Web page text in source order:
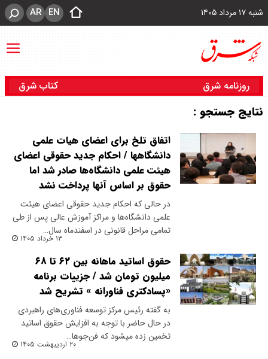
شنبه ۱۷ مرداد ۱۴۰۵ EN
AR
روزنامه شرق کتاب شرق
نتایج جستجو :
اتفاق تلخ برای اعضای هیات علمی
دانشگاهها / احکام جدید حقوقی اعضای
هیئت علمی دانشگاه‌ها صادر شد اما
حقوق بر اساس آنها پرداخت نشد
در حالی که احکام جدید حقوقی اعضای هیئت
علمی دانشگاه‌ها و مراکز آموزش عالی پس از طی
تمامی مراحل قانونی در اسفندماه سال…
۱۳ خرداد ۱۴۰۵
حقوق اساتید ماهانه بین ۶۲ تا ۶۸
میلیون تومان شد / جزییات برنامه
«پسادکتری فناورانه » تشریح شد
به گفته رئیس مرکز توسعه فناوری‌های راهبردی
در حال حاضر با توجه به افزایش حقوق اساتید
تخمین زده میشود که فن‌جو‌ها…
۲۰ اردیبهشت ۱۴۰۵